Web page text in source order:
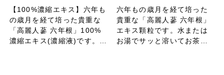
【100%濃縮エキス】六年も
の歳月を経て培った貴重な
「高麗人蔘 六年根」100%
濃縮エキス(濃縮液)です。有
六年もの歳月を経て培った
貴重な「高麗人蔘 六年根」
エキス顆粒です。水または
お湯でサッと溶いてお茶